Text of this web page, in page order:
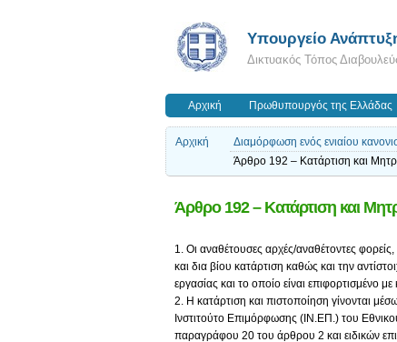
Υπουργείο
Δικτυακός Τόπος
Αρχική Πρωθυπουργός της Ελλάδας
Αρχική
Διαμόρφωση ενός ενιαίου
Άρθρο 192 – Κατάρτιση και
Άρθρο 192 – Κατάρτιση και
1. Οι αναθέτουσες αρχές/αναθέτοντες
και δια βίου κατάρτιση καθώς και την
εργασίας και το οποίο είναι επιφορτισμένο
2. Η κατάρτιση και πιστοποίηση γίνονται
Ινστιτούτο Επιμόρφωσης (ΙΝ.ΕΠ.) του
παραγράφου 20 του άρθρου 2 και ειδικών